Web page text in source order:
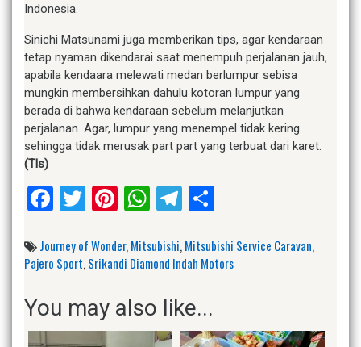
Indonesia.
Sinichi Matsunami juga memberikan tips, agar kendaraan
tetap nyaman dikendarai saat menempuh perjalanan jauh,
apabila kendaara melewati medan berlumpur sebisa
mungkin membersihkan dahulu kotoran lumpur yang
berada di bahwa kendaraan sebelum melanjutkan
perjalanan. Agar, lumpur yang menempel tidak kering
sehingga tidak merusak part part yang terbuat dari karet.
(Tls)
Facebook
Twitter
Pinterest
WhatsApp
Telegram
Journey of Wonder,Mitsubishi,Mitsubishi Service Caravan,
Pajero Sport,Srikandi Diamond Indah Motors
You may also like...